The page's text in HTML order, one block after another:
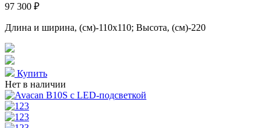
97 300 ₽
Длина и ширина, (см)-110x110; Высота, (см)-220
Купить
Нет в наличии